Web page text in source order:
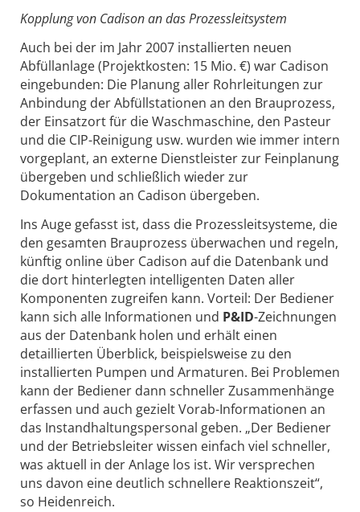
Kopplung von Cadison an das Prozessleitsystem
Auch bei der im Jahr 2007 installierten neuen
Abfüllanlage (Projektkosten: 15 Mio. €) war Cadison
eingebunden: Die Planung aller Rohrleitungen zur
Anbindung der Abfüllstationen an den Brauprozess,
der Einsatzort für die Waschmaschine, den Pasteur
und die CIP-Reinigung usw. wurden wie immer intern
vorgeplant, an externe Dienstleister zur Feinplanung
übergeben und schließlich wieder zur
Dokumentation an Cadison übergeben.
Ins Auge gefasst ist, dass die Prozessleitsysteme, die
den gesamten Brauprozess überwachen und regeln,
künftig online über Cadison auf die Datenbank und
die dort hinterlegten intelligenten Daten aller
Komponenten zugreifen kann. Vorteil: Der Bediener
kann sich alle Informationen und P&ID-Zeichnungen
aus der Datenbank holen und erhält einen
detaillierten Überblick, beispielsweise zu den
installierten Pumpen und Armaturen. Bei Problemen
kann der Bediener dann schneller Zusammenhänge
erfassen und auch gezielt Vorab-Informationen an
das Instandhaltungspersonal geben. „Der Bediener
und der Betriebsleiter wissen einfach viel schneller,
was aktuell in der Anlage los ist. Wir versprechen
uns davon eine deutlich schnellere Reaktionszeit“,
so Heidenreich.